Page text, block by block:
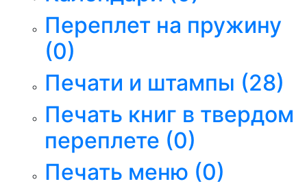
Переплет на пружину
(0)
Печати и штампы (28)
Печать книг в твердом
переплете (0)
Печать меню (0)